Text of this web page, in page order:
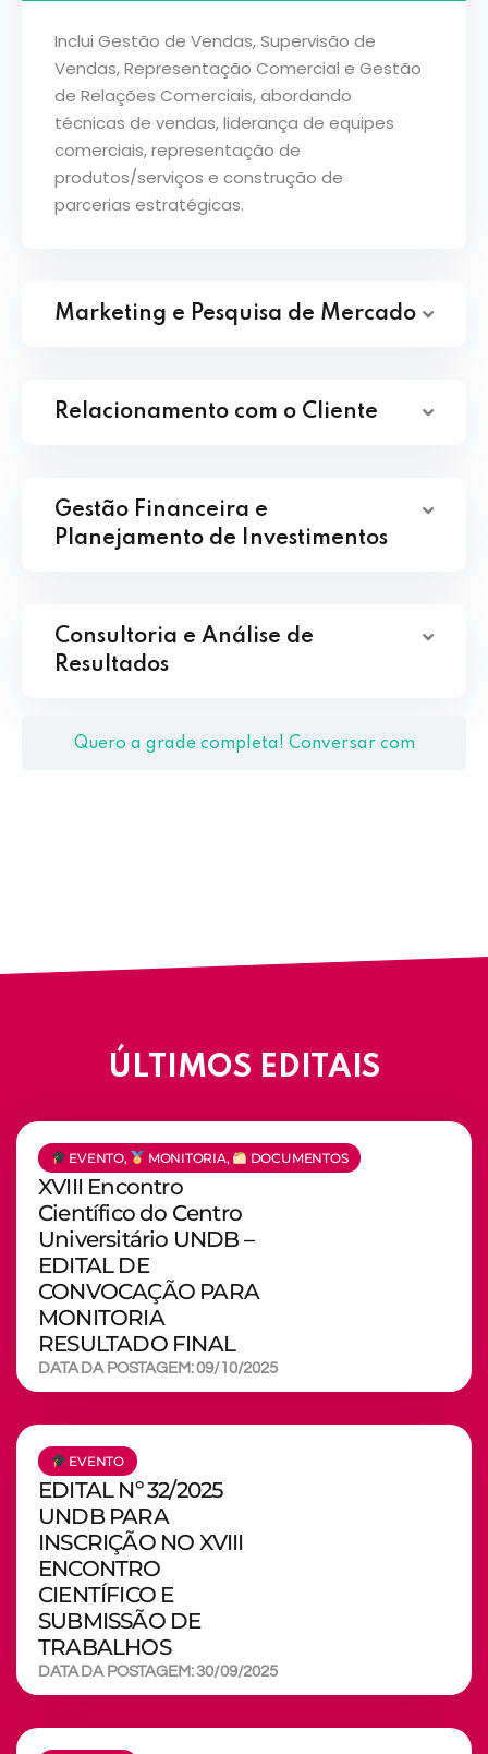
Inclui Gestão de Vendas, Supervisão de
Vendas, Representação Comercial e Gestão
de Relações Comerciais, abordando
técnicas de vendas, liderança de equipes
comerciais, representação de
produtos/serviços e construção de
parcerias estratégicas.
Marketing e Pesquisa de Mercado
Relacionamento com o Cliente
Gestão Financeira e
Planejamento de Investimentos
Consultoria e Análise de
Resultados
Quero a grade completa! Conversar com
ÚLTIMOS EDITAIS
EVENTO, MONITORIA, DOCUMENTOS
XVIII Encontro
Científico do Centro
Universitário UNDB –
EDITAL DE
CONVOCAÇÃO PARA
MONITORIA
RESULTADO FINAL
DATA DA POSTAGEM: 09/10/2025
EVENTO
EDITAL Nº 32/2025
UNDB PARA
INSCRIÇÃO NO XVIII
ENCONTRO
CIENTÍFICO E
SUBMISSÃO DE
TRABALHOS
DATA DA POSTAGEM: 30/09/2025